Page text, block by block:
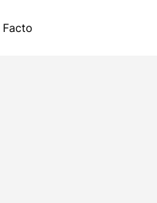
Facto